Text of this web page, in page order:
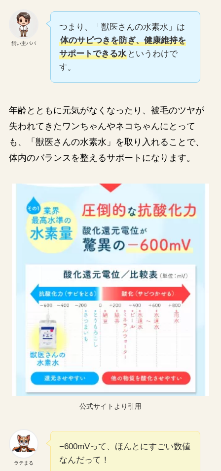
飼い主パパ
つまり、「獣医さんの水素水」は
体のサビつきを防ぎ、健康維持を
サポートできる水というわけで
す。
年齢とともに元気がなくなったり、被毛のツヤが
失われてきたワンちゃんやネコちゃんにとって
も、「獣医さんの水素水」を取り入れることで、
体内のバランスを整えるサポートになります。
公式サイトより引用
ラテまる
−600mVって、ほんとにすごい数値
なんだって！